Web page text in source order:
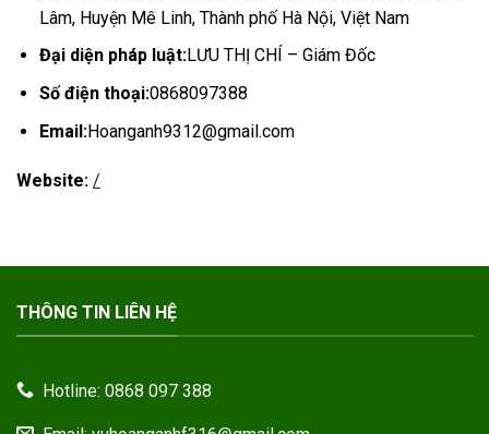
Lâm, Huyện Mê Linh, Thành phố Hà Nội, Việt Nam
Đại diện pháp luật:LƯU THỊ CHÍ – Giám Đốc
Số điện thoại:0868097388
Email:Hoanganh9312@gmail.com
Website: /
THÔNG TIN LIÊN HỆ
Hotline: 0868 097 388